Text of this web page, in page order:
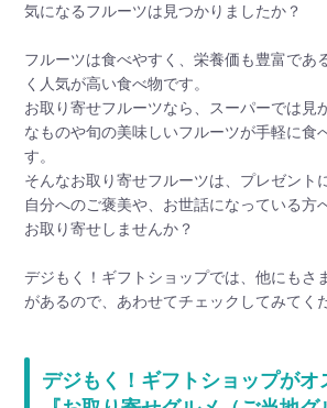
気になるフルーツは見つかりましたか？
フルーツは食べやすく、栄養価も豊富であ
く人気が高い食べ物です。
お取り寄せフルーツなら、スーパーでは見
なものや旬の美味しいフルーツが手軽に食
す。
そんなお取り寄せフルーツは、プレゼント
自分へのご褒美や、お世話になっている方
お取り寄せしませんか？
デジもく！ギフトショップでは、他にもさ
があるので、あわせてチェックしてみてく
デジもく！ギフトショップがオ